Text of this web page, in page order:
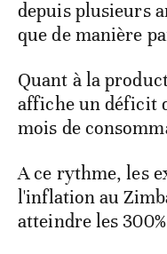
depuis plusieurs
que de manière
Quant à la
affiche un déficit
mois de
A ce rythme, les
l'inflation au
atteindre les